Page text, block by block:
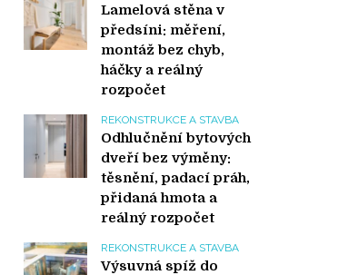
Lamelová stěna v
předsíni: měření,
montáž bez chyb,
háčky a reálný
rozpočet
REKONSTRUKCE A STAVBA
Odhlučnění bytových
dveří bez výměny:
těsnění, padací práh,
přidaná hmota a
reálný rozpočet
REKONSTRUKCE A STAVBA
Výsuvná spíž do